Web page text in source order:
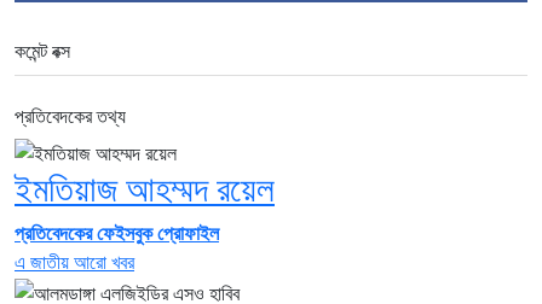
কমেন্ট বক্স
প্রতিবেদকের তথ্য
ইমতিয়াজ আহম্মদ রয়েল
প্রতিবেদকের ফেইসবুক প্রোফাইল
এ জাতীয় আরো খবর